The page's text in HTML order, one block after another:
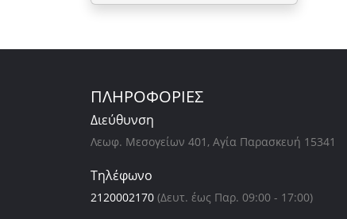
ΠΛΗΡΟΦΟΡΙΕΣ
Διεύθυνση
Λεωφ. Μεσογείων 401, Αγία Παρασκευή 15341
Τηλέφωνο
2120002170 (Δευτ. έως Παρ. 09:00 - 17:00)